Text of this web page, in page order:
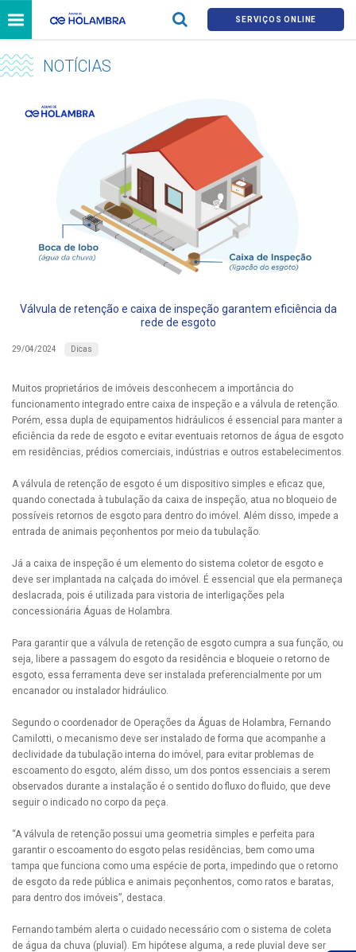
SERVIÇOS ONLINE
NOTÍCIAS
Válvula de retenção e caixa de inspeção garantem eficiência da
rede de esgoto
29/04/2024 Dicas
Muitos proprietários de imóveis desconhecem a importância do
funcionamento integrado entre caixa de inspeção e a válvula de retenção.
Porém, essa dupla de equipamentos hidráulicos é essencial para manter a
eficiência da rede de esgoto e evitar eventuais retornos de água de esgoto
em residências, prédios comerciais, indústrias e outros estabelecimentos.
A válvula de retenção de esgoto é um dispositivo simples e eficaz que,
quando conectada à tubulação da caixa de inspeção, atua no bloqueio de
possíveis retornos de esgoto para dentro do imóvel. Além disso, impede a
entrada de animais peçonhentos por meio da tubulação.
Já a caixa de inspeção é um elemento do sistema coletor de esgoto e
deve ser implantada na calçada do imóvel. É essencial que ela permaneça
deslacrada, pois é utilizada para vistoria de interligações pela
concessionária Águas de Holambra.
Para garantir que a válvula de retenção de esgoto cumpra a sua função, ou
seja, libere a passagem do esgoto da residência e bloqueie o retorno de
esgoto, essa ferramenta deve ser instalada preferencialmente por um
encanador ou instalador hidráulico.
Segundo o coordenador de Operações da Águas de Holambra, Fernando
Camilotti, o mecanismo deve ser instalado de forma que acompanhe a
declividade da tubulação interna do imóvel, para evitar problemas de
escoamento do esgoto, além disso, um dos pontos essenciais a serem
observados durante a instalação é o sentido do fluxo do fluido, que deve
seguir o indicado no corpo da peça.
“A válvula de retenção possui uma geometria simples e perfeita para
garantir o escoamento do esgoto pelas residências, bem como uma
tampa que funciona como uma espécie de porta, impedindo que o retorno
de esgoto da rede pública e animais peçonhentos, como ratos e baratas,
para dentro dos imóveis”, destaca.
Fernando também alerta o cuidado necessário com o sistema de coleta
de água da chuva (pluvial). Em hipótese alguma, a rede pluvial deve ser